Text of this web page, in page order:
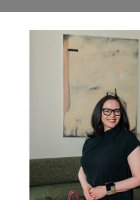
IMG_0735-2